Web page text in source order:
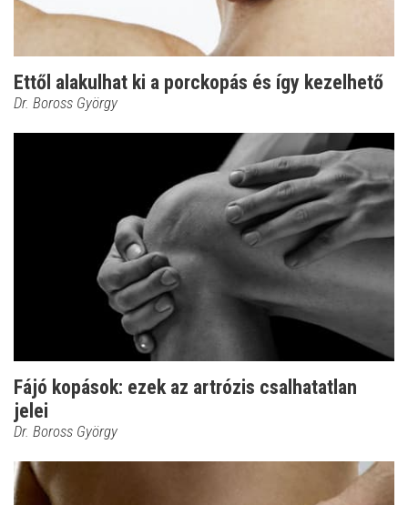
Ettől alakulhat ki a porckopás és így kezelhető
Dr. Boross György
Fájó kopások: ezek az artrózis csalhatatlan
jelei
Dr. Boross György